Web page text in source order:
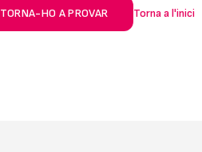
TORNA-HO A PROVAR Torna a l'inici